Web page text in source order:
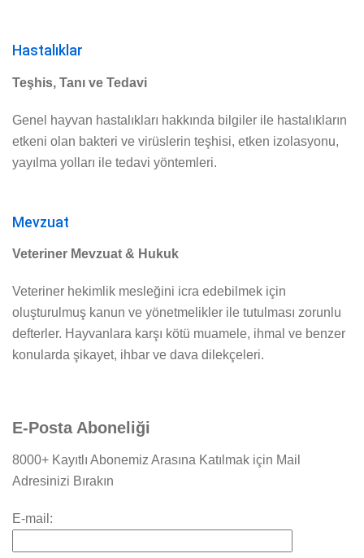
Hastalıklar
Teşhis, Tanı ve Tedavi
Genel hayvan hastalıkları hakkında bilgiler ile hastalıkların
etkeni olan bakteri ve virüslerin teşhisi, etken izolasyonu,
yayılma yolları ile tedavi yöntemleri.
Mevzuat
Veteriner Mevzuat & Hukuk
Veteriner hekimlik mesleğini icra edebilmek için
oluşturulmuş kanun ve yönetmelikler ile tutulması zorunlu
defterler. Hayvanlara karşı kötü muamele, ihmal ve benzer
konularda şikayet, ihbar ve dava dilekçeleri.
E-Posta Aboneliği
8000+ Kayıtlı Abonemiz Arasına Katılmak için Mail
Adresinizi Bırakın
E-mail: